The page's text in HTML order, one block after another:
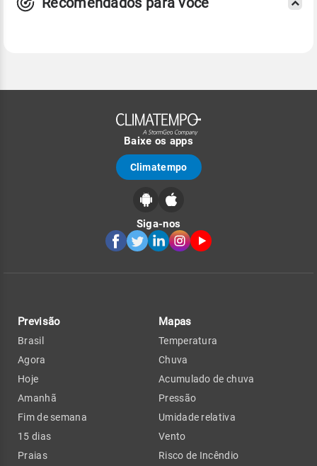
Baixe os apps
Climatempo
Siga-nos
Previsão
Brasil
Agora
Hoje
Amanhã
Fim de semana
15 dias
Praias
Mapas
Temperatura
Chuva
Acumulado de chuva
Pressão
Umidade relativa
Vento
Risco de Incêndio